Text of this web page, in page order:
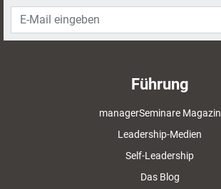
Führung
managerSeminare Magazin
Leadership-Medien
Self-Leadership
Das Blog